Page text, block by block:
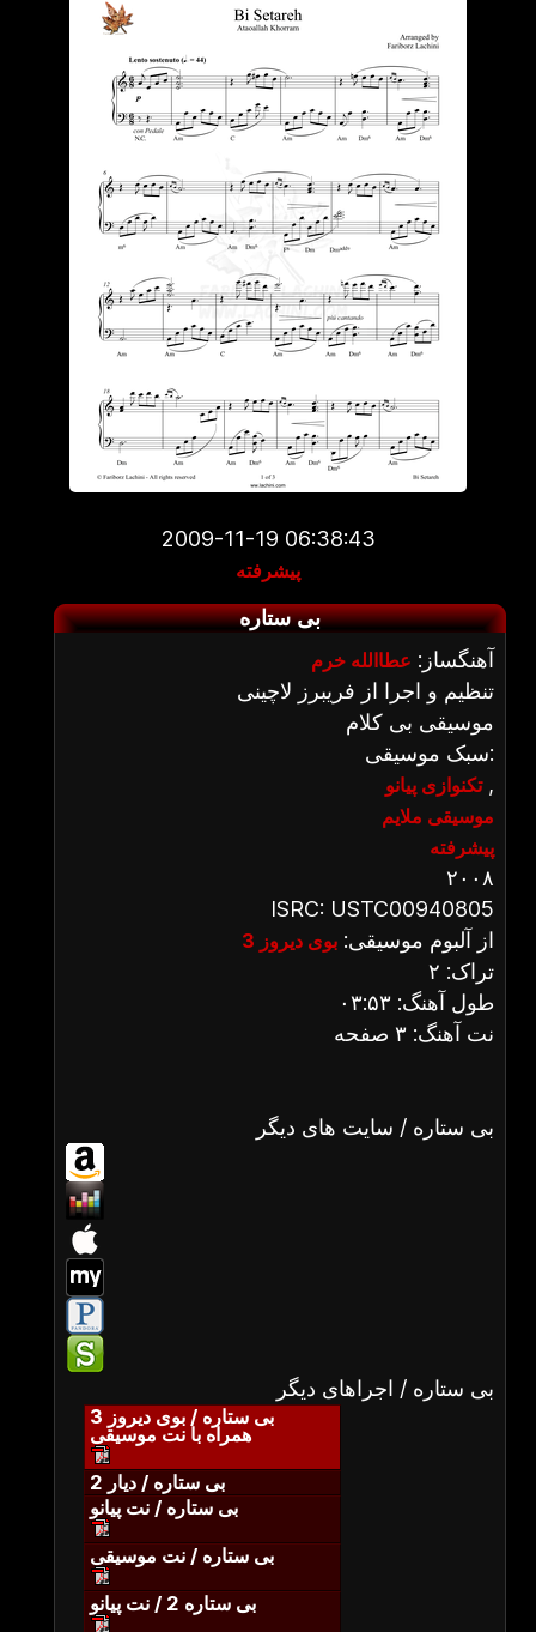
2009-11-19 06:38:43
پیشرفته
بی ستاره
آهنگساز: عطاالله خرم
تنظیم و اجرا از فریبرز لاچینی
موسیقی بی کلام
سبک موسیقی:
تکنوازی پیانو,
موسیقی ملایم
پیشرفته
۲۰۰۸
ISRC: USTC00940805
از آلبوم موسیقی: بوی دیروز 3
تراک: ۲
طول آهنگ: ۰۳:۵۳
نت آهنگ: ۳ صفحه
بی ستاره / سایت های دیگر
بی ستاره / اجراهای دیگر
بی ستاره / بوی دیروز 3
همراه با نت موسیقی
بی ستاره / دیار 2
بی ستاره / نت پیانو
بی ستاره / نت موسیقی
بی ستاره 2 / نت پیانو